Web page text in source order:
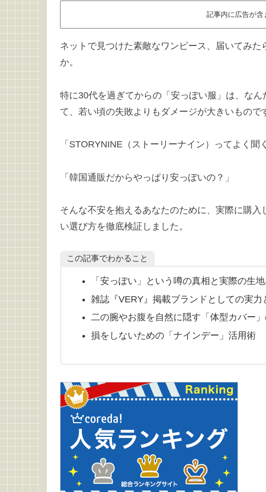
記事内に広告が含
ネットで見つけた素敵なワンピース、届いてみ
か。
特に30代を過ぎてからの「安っぽい服」は、な
て、若い頃の失敗よりもダメージが大きいもので
「STORYNINE（ストーリーナイン）ってよく聞
「韓国通販だからやっぱり安っぽいの？」
そんな不安を抱えるあなたのために、実際に購
い選び方を徹底検証しました。
この記事でわかること
「安っぽい」という噂の真相と実際の生
雑誌『VERY』掲載ブランドとしての実力
二の腕やお腹を自然に隠す「体型カバー」
損をしないための「ナインデー」活用術